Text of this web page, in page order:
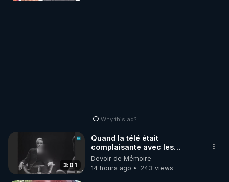
Why this ad?
3:01
Quand la télé était
complaisante avec les
pédophiles
Devoir de Mémoire
14 hours ago
243 views